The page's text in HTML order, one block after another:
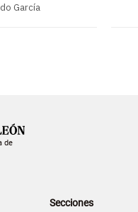
García
de
Secciones